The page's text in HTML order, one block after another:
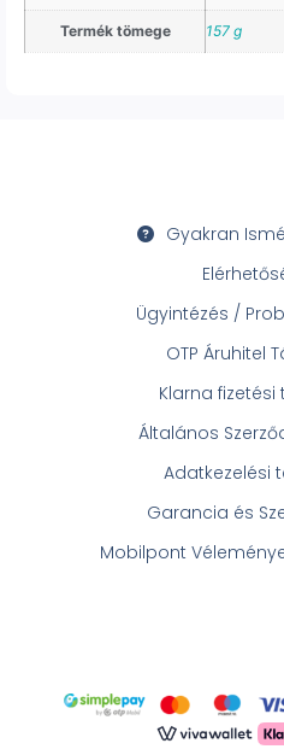
Termék tömege 157 g
Gyakran
Ügyintézés /
OTP Áruhitel
Klarna
Általános
Adatkezelési
Garancia és
Mobilpont